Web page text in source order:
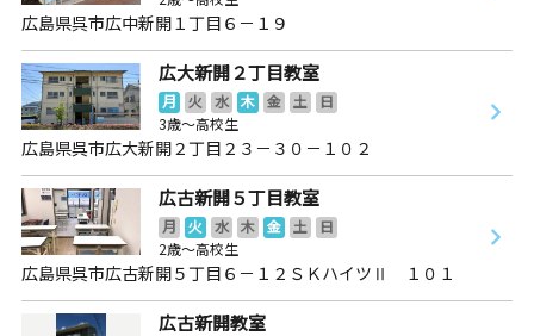
広島県呉市広中新開１丁目６－１９
広大新開２丁目教室
月 火 水 木 金 土
日
3歳～高校生
広島県呉市広大新開２丁目２３－３０－１０２
広古新開５丁目教室
月 火 水 木 金 土
日
2歳～高校生
広島県呉市広古新開５丁目６－１２ＳＫハイツⅡ １０１
広古新開教室